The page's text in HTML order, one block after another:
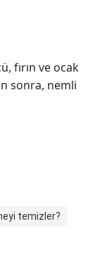
fırın ve ocak
sonra, nemli
temizler?